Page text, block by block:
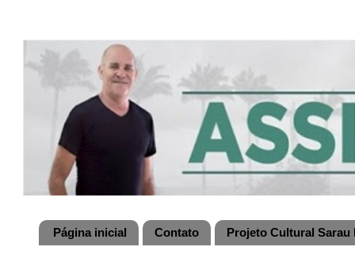
Página inicial Contato Projeto Cultural